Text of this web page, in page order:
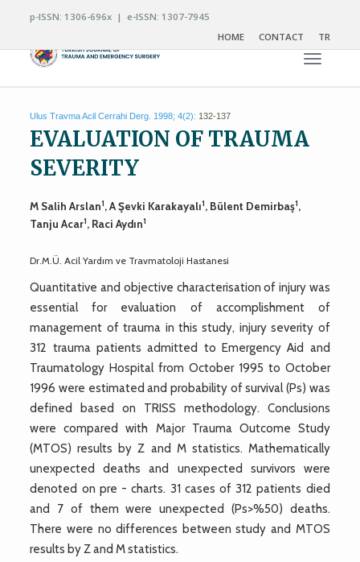
p-ISSN: 1306-696x | e-ISSN: 1307-7945
HOME
CONTACT TR
Toggle
Ulus Travma Acil Cerrahi Derg. 1998; 4(2): 132-137
EVALUATION OF TRAUMA
SEVERITY
M Salih Arslan1, A Şevki Karakayalı1, Bülent Demirbaş1,
Tanju Acar1, Raci Aydın1
Dr.M.Ü. Acil Yardım ve Travmatoloji Hastanesi
Quantitative and objective characterisation of injury was
essential for evaluation of accomplishment of
management of trauma in this study, injury severity of
312 trauma patients admitted to Emergency Aid and
Traumatology Hospital from October 1995 to October
1996 were estimated and probability of survival (Ps) was
defined based on TRISS methodology. Conclusions
were compared with Major Trauma Outcome Study
(MTOS) results by Z and M statistics. Mathematically
unexpected deaths and unexpected survivors were
denoted on pre - charts. 31 cases of 312 patients died
and 7 of them were unexpected (Ps>%50) deaths.
There were no differences between study and MTOS
results by Z and M statistics.